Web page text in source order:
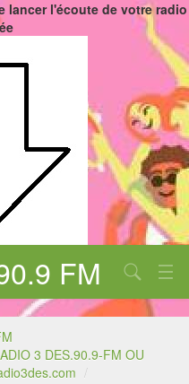
lancer l'écoute de votre radio
FM
Chercher
3 DES.90.9-FM OU
/